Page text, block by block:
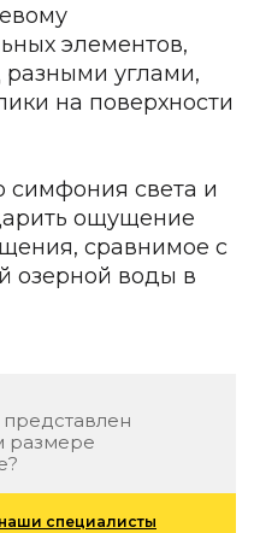
по вашему
элементов,
разными углами,
на поверхности
симфония света и
ощущение
сравнимое с
озерной воды в
размере
специалисты